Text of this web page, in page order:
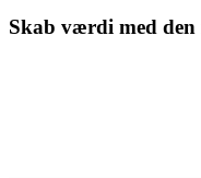
Skab værdi med den